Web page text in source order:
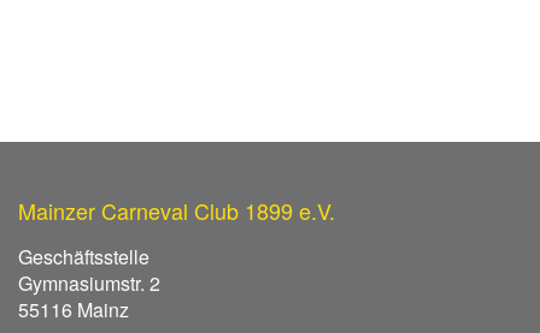
Mainzer Carneval Club 1899 e.V.
Geschäftsstelle
Gymnasiumstr. 2
55116 Mainz